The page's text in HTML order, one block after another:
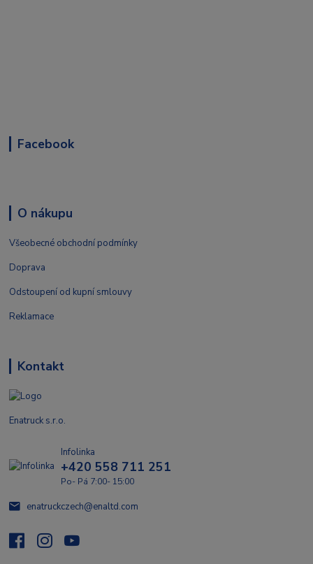
Facebook
O nákupu
Všeobecné obchodní podmínky
Doprava
Odstoupení od kupní smlouvy
Reklamace
Kontakt
Enatruck s.r.o.
Infolinka
+420 558 711 251
Po- Pá 7:00- 15:00
enatruckczech@enaltd.com